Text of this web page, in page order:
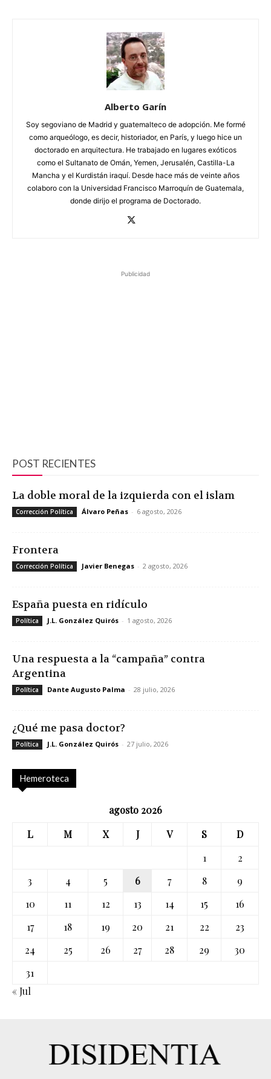
Alberto Garín
Soy segoviano de Madrid y guatemalteco de adopción. Me formé
como arqueólogo, es decir, historiador, en París, y luego hice un
doctorado en arquitectura. He trabajado en lugares exóticos
como el Sultanato de Omán, Yemen, Jerusalén, Castilla-La
Mancha y el Kurdistán iraquí. Desde hace más de veinte años
colaboro con la Universidad Francisco Marroquín de Guatemala,
donde dirijo el programa de Doctorado.
Publicidad
POST RECIENTES
La doble moral de la izquierda con el islam
Corrección Política Álvaro Peñas - 6 agosto, 2026
Frontera
Corrección Política Javier Benegas - 2 agosto, 2026
España puesta en ridículo
Política J.L. González Quirós - 1 agosto, 2026
Una respuesta a la “campaña” contra
Argentina
Política Dante Augusto Palma - 28 julio, 2026
¿Qué me pasa doctor?
Política J.L. González Quirós - 27 julio, 2026
Hemeroteca
agosto 2026
L
M X J V S
D
1
2
3
4 5 6 7 8
9
10
11 12 13 14 15
16
17
18 19 20 21 22
23
24
25 26 27 28 29
30
31
« Jul